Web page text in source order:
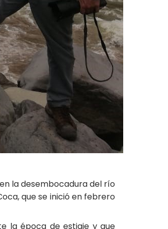
la desembocadura del río
que se inició en febrero
la época de estiaje y que